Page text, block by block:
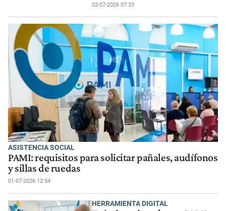
02-07-2026 07:33
ASISTENCIA SOCIAL
PAMI: requisitos para solicitar pañales, audífonos
y sillas de ruedas
01-07-2026 12:54
HERRAMIENTA DIGITAL